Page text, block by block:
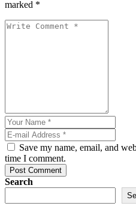
marked *
Save my name, email, and
time I comment.
Post Comment
Search